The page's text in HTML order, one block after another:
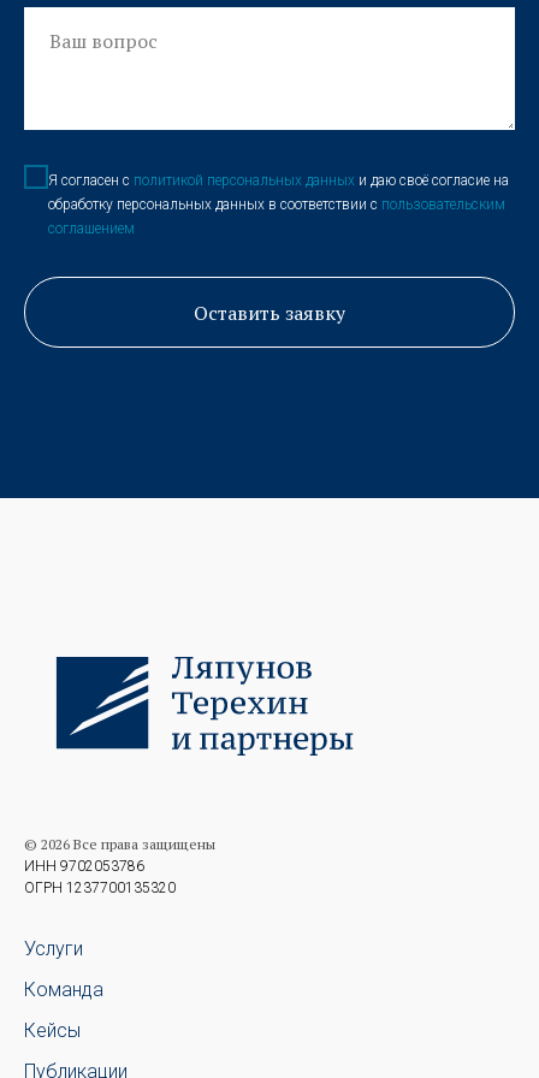
Я согласен с политикой персональных данных и даю своё согласие на
обработку персональных данных в соответствии с пользовательским
соглашением
Оставить заявку
© 2026 Все права защищены
ИНН 9702053786
ОГРН 1237700135320
Услуги
Команда
Кейсы
Публикации